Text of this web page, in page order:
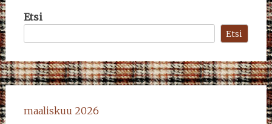
Etsi
Etsi
maaliskuu 2026